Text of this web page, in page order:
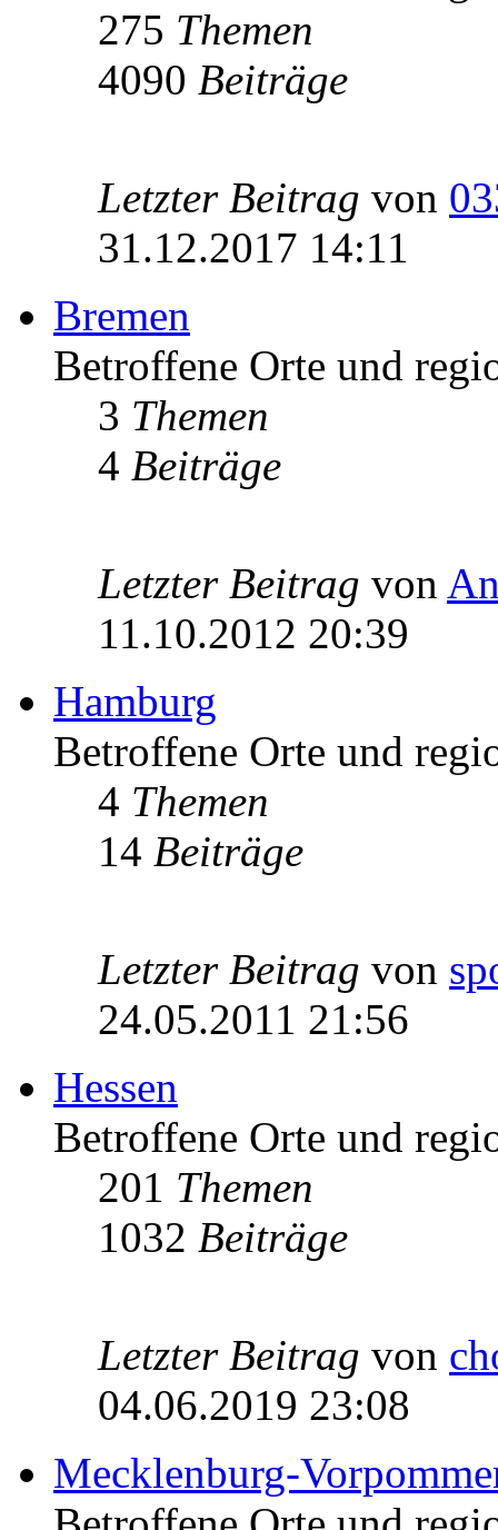
275 Themen
4090 Beiträge
Letzter Beitrag von
31.12.2017 14:11
Bremen
Betroffene Orte und
3 Themen
4 Beiträge
Letzter Beitrag von
11.10.2012 20:39
Hamburg
Betroffene Orte und
4 Themen
14 Beiträge
Letzter Beitrag von
24.05.2011 21:56
Hessen
Betroffene Orte und
201 Themen
1032 Beiträge
Letzter Beitrag von
04.06.2019 23:08
Mecklenburg-